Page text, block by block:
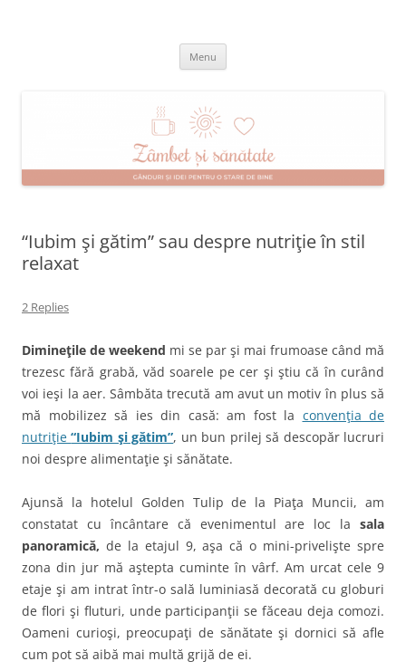
Menu
“Iubim şi gătim” sau despre nutriţie în stil
relaxat
2 Replies
Dimineţile de weekend mi se par şi mai frumoase când mă
trezesc fără grabă, văd soarele pe cer şi ştiu că în curând
voi ieşi la aer. Sâmbăta trecută am avut un motiv în plus să
mă mobilizez să ies din casă: am fost la convenţia de
nutriţie“Iubim şi gătim”, un bun prilej să descopăr lucruri
noi despre alimentaţie şi sănătate.
Ajunsă la hotelul Golden Tulip de la Piaţa Muncii, am
constatat cu încântare că evenimentul are loc la sala
panoramică, de la etajul 9, aşa că o mini-privelişte spre
zona din jur mă aştepta cuminte în vârf. Am urcat cele 9
etaje şi am intrat într-o sală luminiasă decorată cu globuri
de flori şi fluturi, unde participanţii se făceau deja comozi.
Oameni curioşi, preocupaţi de sănătate şi dornici să afle
cum pot să aibă mai multă grijă de ei.